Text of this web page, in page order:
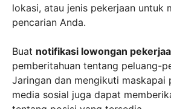
lokasi, atau jenis pekerjaan untuk
pencarian Anda.
Buat notifikasi lowongan
pemberitahuan tentang peluang-
Jaringan dan mengikuti maskapai
media sosial juga dapat